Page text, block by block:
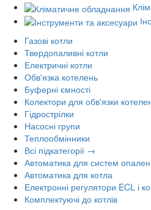
Газові котли
Твердопаливні котли
Електричні котли
Обв'язка котелень
Буферні ємності
Колектори для обв'язки
Гідрострілки
Насосні групи
Теплообмінники
Всі підкатегорії →
Автоматика для систем
Автоматика для котла
Електронні регулятори ECL і
Комплектуючі до котлів